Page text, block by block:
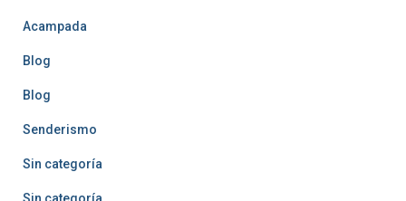
Acampada
Blog
Blog
Senderismo
Sin categoría